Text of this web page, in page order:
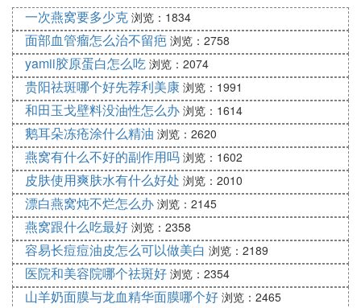
祛痘霜是具有消除和缓解青春痘的一类化妆品。“痘
痘”是痤疮的俗称，又叫“青春痘”、“暗疮”或“粉刺”，
是由于毛囊及皮脂腺阻塞、发炎所引发的一种皮肤
病。祛痘霜可以有效清洁、美化和缓和痘痘肌肤，目
前的祛痘霜主要有化妆品和药霜。
祛痘霜是介于药品和普通化妆品之间的产品，祛痘霜
可以有效地缓解或祛除痤疮。痘痘的成因是非常复杂
的，市面上的祛痘霜不仅仅是通过抑制达到祛痘效
果，更是有通过催熟的方式加快痘痘的生长，或者通
过祛痘霜的杀菌消炎功效可以帮助痘痘褪红。
治疗痤疮常应用含有抗雄激素药物、抗生素、维A
酸、过氧化苯甲酰成分的祛痘霜等，但易引发多种不
良反应，并且耐药易复发。近年来祛痘霜从传统中医
中药中寻找有效成分，治疗痤疮疗效好、毒副作用
一次燕窝要多少克 浏览：1834
面部血管瘤怎么治不留疤 浏览：2758
yamii胶原蛋白怎么吃 浏览：2074
贵阳祛斑哪个好先荐利美康 浏览：1991
和田玉戈壁料没油性怎么办 浏览：1614
鹅耳朵冻疮涂什么精油 浏览：2620
燕窝有什么不好的副作用吗 浏览：1602
皮肤使用爽肤水有什么好处 浏览：2010
漂白燕窝炖不烂怎么办 浏览：2145
燕窝跟什么吃最好 浏览：2358
容易长痘痘油皮怎么可以做美白 浏览：2189
医院和美容院哪个祛斑好 浏览：2354
山羊奶面膜与龙血精华面膜哪个好 浏览：2465